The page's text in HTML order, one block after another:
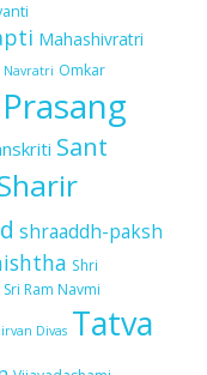
Mahashivratri
Navratri Omkar
Sant
shraaddh-paksh
Shri
Sri Ram Navmi
Divas Tatva